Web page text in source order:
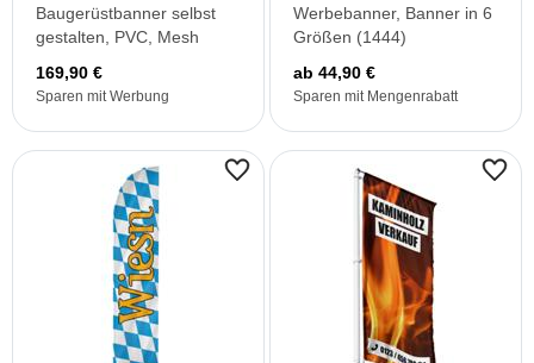
Baugerüstbanner selbst
gestalten, PVC, Mesh
169,90 €
Sparen mit Werbung
Werbebanner, Banner in 6
Größen (1444)
ab 44,90 €
Sparen mit Mengenrabatt